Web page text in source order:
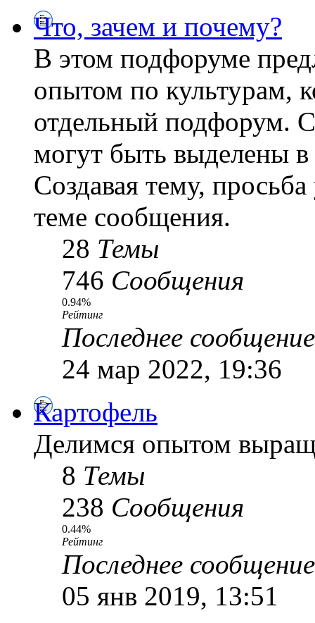
Что, зачем и почему?
В этом подфоруме
опытом по культурам,
отдельный подфорум.
могут быть выделены
Создавая тему,
теме сообщения.
28 Темы
746 Сообщения
0.94%
Рейтинг
Последнее сообщение
24 мар 2022, 19:36
Картофель
Делимся опытом
8 Темы
238 Сообщения
0.44%
Рейтинг
Последнее сообщение
05 янв 2019, 13:51